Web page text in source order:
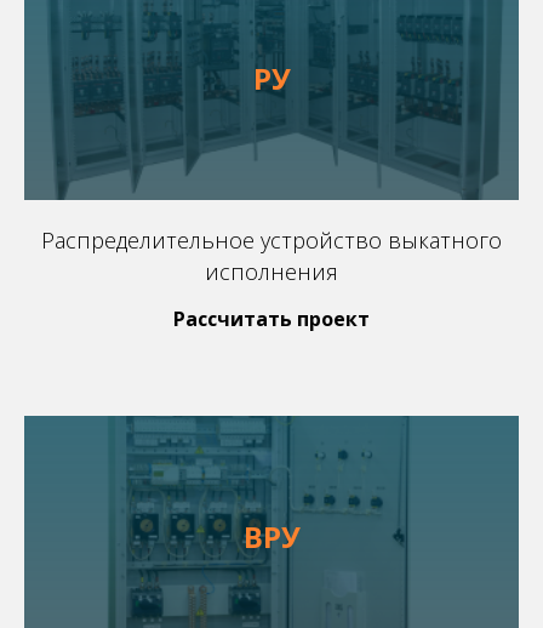
РУ
Распределительное устройство выкатного
исполнения
Рассчитать проект
ВРУ